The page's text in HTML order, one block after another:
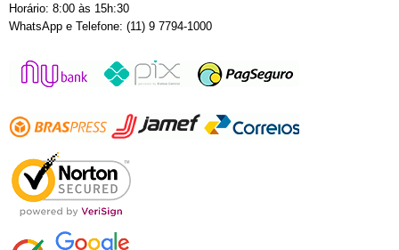
Horário: 8:00 às 15h:30
WhatsApp e Telefone: (11) 9 7794-1000